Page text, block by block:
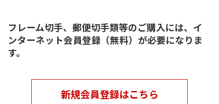
フレーム切手、郵便切手類等のご購入には、イ
ンターネット会員登録（無料）が必要になりま
す。
新規会員登録はこちら